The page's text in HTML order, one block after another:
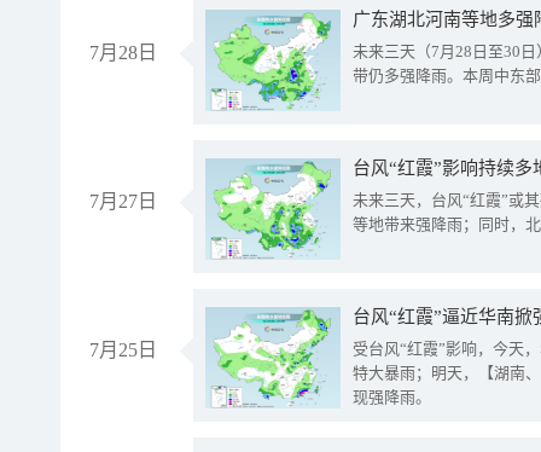
7月28日
广东湖北河南等地多
未来三天（7月28日至30
带仍多强降雨。本周中东
7月27日
台风“红霞”影响持续
未来三天，台风“红霞”或
等地带来强降雨；同时，
7月25日
台风“红霞”逼近华南
受台风“红霞”影响，今天
特大暴雨；明天，【湖南
现强降雨。